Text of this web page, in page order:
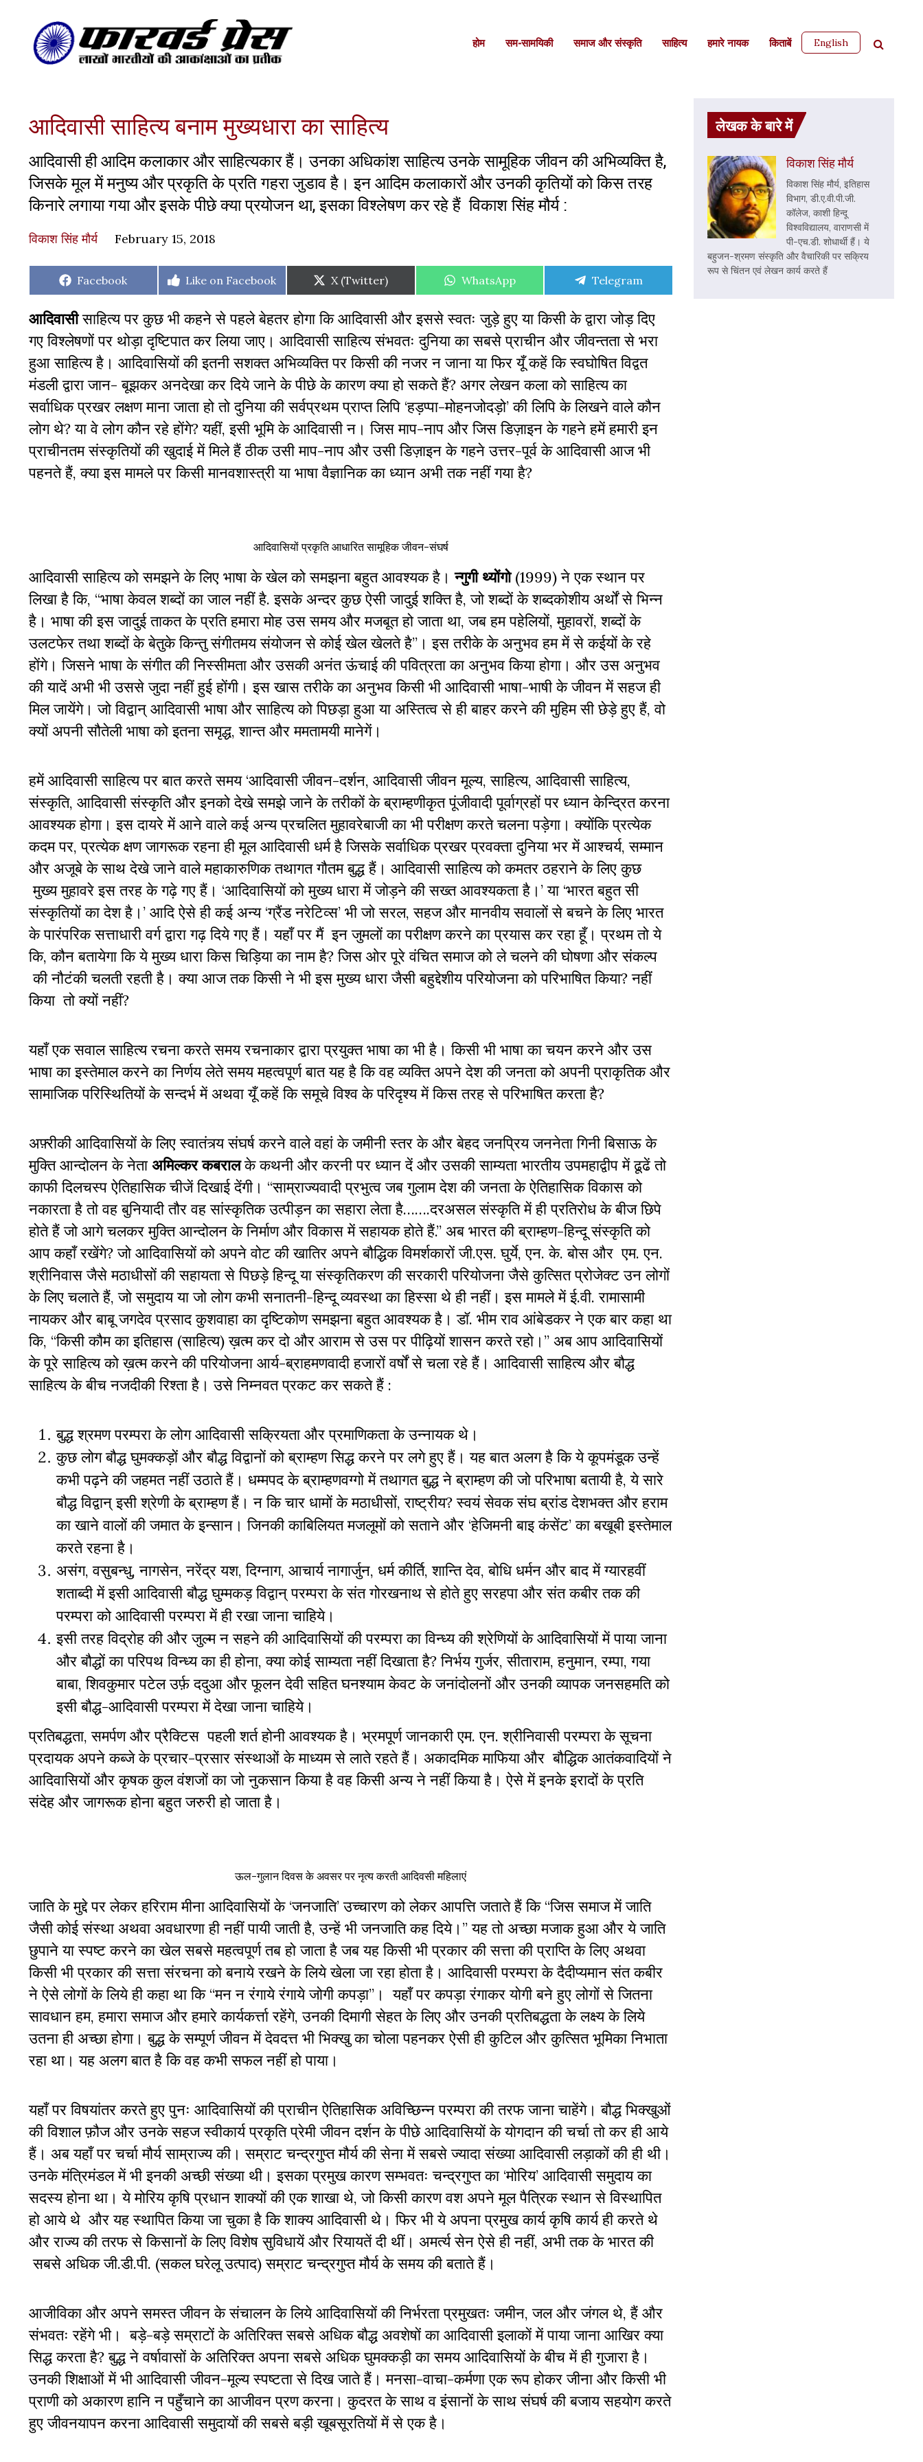
होम सम-सामयिकी समाज और संस्कृति साहित्‍य हमारे नायक किताबें English
आदिवासी साहित्य बनाम मुख्यधारा का साहित्य
आदिवासी ही आदिम कलाकार और साहित्यकार हैं। उनका अधिकांश साहित्य उनके सामूहिक जीवन की अभिव्यक्ति है,
जिसके मूल में मनुष्य और प्रकृति के प्रति गहरा जुडाव है। इन आदिम कलाकारों और उनकी कृतियों को किस तरह
किनारे लगाया गया और इसके पीछे क्या प्रयोजन था, इसका विश्लेषण कर रहे हैं विकाश सिंह मौर्य :
विकाश सिंह मौर्य February 15, 2018
Share
Facebook
Share
Like on Facebook
Share
on
X (Twitter)
Share
WhatsApp
Share
Telegram
आदिवासीसाहित्य पर कुछ भी कहने से पहले बेहतर होगा कि आदिवासी और इससे स्वतः जुड़े हुए या किसी के द्वारा जोड़ दिए
गए विश्लेषणों पर थोड़ा दृष्टिपात कर लिया जाए। आदिवासी साहित्य संभवतः दुनिया का सबसे प्राचीन और जीवन्तता से भरा
हुआ साहित्य है। आदिवासियों की इतनी सशक्त अभिव्यक्ति पर किसी की नजर न जाना या फिर यूँ कहें कि स्वघोषित विद्वत
मंडली द्वारा जान- बूझकर अनदेखा कर दिये जाने के पीछे के कारण क्या हो सकते हैं? अगर लेखन कला को साहित्य का
सर्वाधिक प्रखर लक्षण माना जाता हो तो दुनिया की सर्वप्रथम प्राप्त लिपि ‘हड़प्पा-मोहनजोदड़ो’ की लिपि के लिखने वाले कौन
लोग थे? या वे लोग कौन रहे होंगे? यहीं, इसी भूमि के आदिवासी न। जिस माप-नाप और जिस डिज़ाइन के गहने हमें हमारी इन
प्राचीनतम संस्कृतियों की खुदाई में मिले हैं ठीक उसी माप-नाप और उसी डिज़ाइन के गहने उत्तर-पूर्व के आदिवासी आज भी
पहनते हैं, क्या इस मामले पर किसी मानवशास्त्री या भाषा वैज्ञानिक का ध्यान अभी तक नहीं गया है?
आदिवासियों प्रकृति आधारित सामूहिक जीवन-संघर्ष
आदिवासी साहित्य को समझने के लिए भाषा के खेल को समझना बहुत आवश्यक है।न्गुगी थ्योंगो(1999) ने एक स्थान पर
लिखा है कि, “भाषा केवल शब्दों का जाल नहीं है. इसके अन्दर कुछ ऐसी जादुई शक्ति है, जो शब्दों के शब्दकोशीय अर्थों से भिन्न
है। भाषा की इस जादुई ताकत के प्रति हमारा मोह उस समय और मजबूत हो जाता था, जब हम पहेलियों, मुहावरों, शब्दों के
उलटफेर तथा शब्दों के बेतुके किन्तु संगीतमय संयोजन से कोई खेल खेलते है”। इस तरीके के अनुभव हम में से कईयों के रहे
होंगे। जिसने भाषा के संगीत की निस्सीमता और उसकी अनंत ऊंचाई की पवित्रता का अनुभव किया होगा। और उस अनुभव
की यादें अभी भी उससे जुदा नहीं हुई होंगी। इस खास तरीके का अनुभव किसी भी आदिवासी भाषा-भाषी के जीवन में सहज ही
मिल जायेंगे। जो विद्वान् आदिवासी भाषा और साहित्य को पिछड़ा हुआ या अस्तित्व से ही बाहर करने की मुहिम सी छेड़े हुए हैं, वो
क्यों अपनी सौतेली भाषा को इतना समृद्ध, शान्त और ममतामयी मानेगें।
हमें आदिवासी साहित्य पर बात करते समय ‘आदिवासी जीवन-दर्शन, आदिवासी जीवन मूल्य, साहित्य, आदिवासी साहित्य,
संस्कृति, आदिवासी संस्कृति और इनको देखे समझे जाने के तरीकों के ब्राम्हणीकृत पूंजीवादी पूर्वाग्रहों पर ध्यान केन्द्रित करना
आवश्यक होगा। इस दायरे में आने वाले कई अन्य प्रचलित मुहावरेबाजी का भी परीक्षण करते चलना पड़ेगा। क्योंकि प्रत्येक
कदम पर, प्रत्येक क्षण जागरूक रहना ही मूल आदिवासी धर्म है जिसके सर्वाधिक प्रखर प्रवक्ता दुनिया भर में आश्चर्य, सम्मान
और अजूबे के साथ देखे जाने वाले महाकारुणिक तथागत गौतम बुद्ध हैं। आदिवासी साहित्य को कमतर ठहराने के लिए कुछ
मुख्य मुहावरे इस तरह के गढ़े गए हैं। ‘आदिवासियों को मुख्य धारा में जोड़ने की सख्त आवश्यकता है।’ या ‘भारत बहुत सी
संस्कृतियों का देश है।’ आदि ऐसे ही कई अन्य ‘ग्रैंड नरेटिव्स’ भी जो सरल, सहज और मानवीय सवालों से बचने के लिए भारत
के पारंपरिक सत्ताधारी वर्ग द्वारा गढ़ दिये गए हैं। यहाँ पर मैं इन जुमलों का परीक्षण करने का प्रयास कर रहा हूँ। प्रथम तो ये
कि, कौन बतायेगा कि ये मुख्य धारा किस चिड़िया का नाम है? जिस ओर पूरे वंचित समाज को ले चलने की घोषणा और संकल्प
की नौटंकी चलती रहती है। क्या आज तक किसी ने भी इस मुख्य धारा जैसी बहुद्देशीय परियोजना को परिभाषित किया? नहीं
किया तो क्यों नहीं?
यहाँ एक सवाल साहित्य रचना करते समय रचनाकार द्वारा प्रयुक्त भाषा का भी है। किसी भी भाषा का चयन करने और उस
भाषा का इस्तेमाल करने का निर्णय लेते समय महत्वपूर्ण बात यह है कि वह व्यक्ति अपने देश की जनता को अपनी प्राकृतिक और
सामाजिक परिस्थितियों के सन्दर्भ में अथवा यूँ कहें कि समूचे विश्व के परिदृश्य में किस तरह से परिभाषित करता है?
अफ़्रीकी आदिवासियों के लिए स्वातंत्र्य संघर्ष करने वाले वहां के जमीनी स्तर के और बेहद जनप्रिय जननेता गिनी बिसाऊ के
मुक्ति आन्दोलन के नेताअमिल्कर कबरालके कथनी और करनी पर ध्यान दें और उसकी साम्यता भारतीय उपमहाद्वीप में ढूढें तो
काफी दिलचस्प ऐतिहासिक चीजें दिखाई देंगी। “साम्राज्यवादी प्रभुत्व जब गुलाम देश की जनता के ऐतिहासिक विकास को
नकारता है तो वह बुनियादी तौर वह सांस्कृतिक उत्पीड़न का सहारा लेता है…….दरअसल संस्कृति में ही प्रतिरोध के बीज छिपे
होते हैं जो आगे चलकर मुक्ति आन्दोलन के निर्माण और विकास में सहायक होते हैं.” अब भारत की ब्राम्हण-हिन्दू संस्कृति को
आप कहाँ रखेंगे? जो आदिवासियों को अपने वोट की खातिर अपने बौद्धिक विमर्शकारों जी.एस. घुर्ये, एन. के. बोस और एम. एन.
श्रीनिवास जैसे मठाधीसों की सहायता से पिछड़े हिन्दू या संस्कृतिकरण की सरकारी परियोजना जैसे कुत्सित प्रोजेक्ट उन लोगों
के लिए चलाते हैं, जो समुदाय या जो लोग कभी सनातनी-हिन्दू व्यवस्था का हिस्सा थे ही नहीं। इस मामले में ई.वी. रामासामी
नायकर और बाबू जगदेव प्रसाद कुशवाहा का दृष्टिकोण समझना बहुत आवश्यक है। डॉ. भीम राव आंबेडकर ने एक बार कहा था
कि, “किसी कौम का इतिहास (साहित्य) ख़त्म कर दो और आराम से उस पर पीढ़ियों शासन करते रहो।” अब आप आदिवासियों
के पूरे साहित्य को ख़त्म करने की परियोजना आर्य-ब्राहमणवादी हजारों वर्षों से चला रहे हैं। आदिवासी साहित्य और बौद्ध
साहित्य के बीच नजदीकी रिश्ता है। उसे निम्नवत प्रकट कर सकते हैं :
बुद्ध श्रमण परम्परा के लोग आदिवासी सक्रियता और प्रमाणिकता के उन्नायक थे।
कुछ लोग बौद्ध घुमक्कड़ों और बौद्ध विद्वानों को ब्राम्हण सिद्ध करने पर लगे हुए हैं। यह बात अलग है कि ये कूपमंडूक उन्हें
कभी पढ़ने की जहमत नहीं उठाते हैं। धम्मपद के ब्राम्हणवग्गो में तथागत बुद्ध ने ब्राम्हण की जो परिभाषा बतायी है, ये सारे
बौद्ध विद्वान् इसी श्रेणी के ब्राम्हण हैं। न कि चार धामों के मठाधीसों, राष्ट्रीय? स्वयं सेवक संघ ब्रांड देशभक्त और हराम
का खाने वालों की जमात के इन्सान। जिनकी काबिलियत मजलूमों को सताने और ‘हेजिमनी बाइ कंसेंट’ का बखूबी इस्तेमाल
करते रहना है।
असंग, वसुबन्धु, नागसेन, नरेंद्र यश, दिग्नाग, आचार्य नागार्जुन, धर्म कीर्ति, शान्ति देव, बोधि धर्मन और बाद में ग्यारहवीं
शताब्दी में इसी आदिवासी बौद्ध घुम्मकड़ विद्वान् परम्परा के संत गोरखनाथ से होते हुए सरहपा और संत कबीर तक की
परम्परा को आदिवासी परम्परा में ही रखा जाना चाहिये।
इसी तरह विद्रोह की और जुल्म न सहने की आदिवासियों की परम्परा का विन्ध्य की श्रेणियों के आदिवासियों में पाया जाना
और बौद्धों का परिपथ विन्ध्य का ही होना, क्या कोई साम्यता नहीं दिखाता है? निर्भय गुर्जर, सीताराम, हनुमान, रम्पा, गया
बाबा, शिवकुमार पटेल उर्फ़ ददुआ और फूलन देवी सहित घनश्याम केवट के जनांदोलनों और उनकी व्यापक जनसहमति को
इसी बौद्ध-आदिवासी परम्परा में देखा जाना चाहिये।
प्रतिबद्धता, समर्पण और प्रैक्टिस पहली शर्त होनी आवश्यक है। भ्रमपूर्ण जानकारी एम. एन. श्रीनिवासी परम्परा के सूचना
प्रदायक अपने कब्जे के प्रचार-प्रसार संस्थाओं के माध्यम से लाते रहते हैं। अकादमिक माफिया और बौद्धिक आतंकवादियों ने
आदिवासियों और कृषक कुल वंशजों का जो नुकसान किया है वह किसी अन्य ने नहीं किया है। ऐसे में इनके इरादों के प्रति
संदेह और जागरूक होना बहुत जरुरी हो जाता है।
ऊल-गुलान दिवस के अवसर पर नृत्य करती आदिवसी महिलाएं
जाति के मुद्दे पर लेकर हरिराम मीना आदिवासियों के ‘जनजाति’ उच्चारण को लेकर आपत्ति जताते हैं कि “जिस समाज में जाति
जैसी कोई संस्था अथवा अवधारणा ही नहीं पायी जाती है, उन्हें भी जनजाति कह दिये।” यह तो अच्छा मजाक हुआ और ये जाति
छुपाने या स्पष्ट करने का खेल सबसे महत्वपूर्ण तब हो जाता है जब यह किसी भी प्रकार की सत्ता की प्राप्ति के लिए अथवा
किसी भी प्रकार की सत्ता संरचना को बनाये रखने के लिये खेला जा रहा होता है। आदिवासी परम्परा के दैदीप्यमान संत कबीर
ने ऐसे लोगों के लिये ही कहा था कि “मन न रंगाये रंगाये जोगी कपड़ा”। यहाँ पर कपड़ा रंगाकर योगी बने हुए लोगों से जितना
सावधान हम, हमारा समाज और हमारे कार्यकर्त्ता रहेंगे, उनकी दिमागी सेहत के लिए और उनकी प्रतिबद्धता के लक्ष्य के लिये
उतना ही अच्छा होगा। बुद्ध के सम्पूर्ण जीवन में देवदत्त भी भिक्खु का चोला पहनकर ऐसी ही कुटिल और कुत्सित भूमिका निभाता
रहा था। यह अलग बात है कि वह कभी सफल नहीं हो पाया।
यहाँ पर विषयांतर करते हुए पुनः आदिवासियों की प्राचीन ऐतिहासिक अविच्छिन्न परम्परा की तरफ जाना चाहेंगे। बौद्ध भिक्खुओं
की विशाल फ़ौज और उनके सहज स्वीकार्य प्रकृति प्रेमी जीवन दर्शन के पीछे आदिवासियों के योगदान की चर्चा तो कर ही आये
हैं। अब यहाँ पर चर्चा मौर्य साम्राज्य की। सम्राट चन्द्रगुप्त मौर्य की सेना में सबसे ज्यादा संख्या आदिवासी लड़ाकों की ही थी।
उनके मंत्रिमंडल में भी इनकी अच्छी संख्या थी। इसका प्रमुख कारण सम्भवतः चन्द्रगुप्त का ‘मोरिय’ आदिवासी समुदाय का
सदस्य होना था। ये मोरिय कृषि प्रधान शाक्यों की एक शाखा थे, जो किसी कारण वश अपने मूल पैत्रिक स्थान से विस्थापित
हो आये थे और यह स्थापित किया जा चुका है कि शाक्य आदिवासी थे। फिर भी ये अपना प्रमुख कार्य कृषि कार्य ही करते थे
और राज्य की तरफ से किसानों के लिए विशेष सुविधायें और रियायतें दी थीं। अमर्त्य सेन ऐसे ही नहीं, अभी तक के भारत की
सबसे अधिक जी.डी.पी. (सकल घरेलू उत्पाद) सम्राट चन्द्रगुप्त मौर्य के समय की बताते हैं।
आजीविका और अपने समस्त जीवन के संचालन के लिये आदिवासियों की निर्भरता प्रमुखतः जमीन, जल और जंगल थे, हैं और
संभवतः रहेंगे भी। बड़े-बड़े सम्राटों के अतिरिक्त सबसे अधिक बौद्ध अवशेषों का आदिवासी इलाकों में पाया जाना आखिर क्या
सिद्ध करता है? बुद्ध ने वर्षावासों के अतिरिक्त अपना सबसे अधिक घुमक्कड़ी का समय आदिवासियों के बीच में ही गुजारा है।
उनकी शिक्षाओं में भी आदिवासी जीवन-मूल्य स्पष्टता से दिख जाते हैं। मनसा-वाचा-कर्मणा एक रूप होकर जीना और किसी भी
प्राणी को अकारण हानि न पहुँचाने का आजीवन प्रण करना। कुदरत के साथ व इंसानों के साथ संघर्ष की बजाय सहयोग करते
हुए जीवनयापन करना आदिवासी समुदायों की सबसे बड़ी खूबसूरतियों में से एक है।
लेखक के बारे में
विकाश सिंह मौर्य
विकाश सिंह मौर्य, इतिहास
विभाग, डी.ए.वी.पी.जी.
कॉलेज, काशी हिन्दू
विश्वविद्यालय, वाराणसी में
पी-एच.डी. शोधार्थी हैं। ये
बहुजन-श्रमण संस्कृति और वैचारिकी पर सक्रिय
रूप से चिंतन एवं लेखन कार्य करते हैं